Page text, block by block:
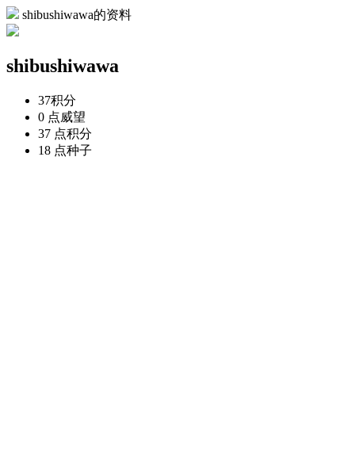
shibushiwawa的资料
shibushiwawa
37积分
0 点威望
37 点积分
18 点种子